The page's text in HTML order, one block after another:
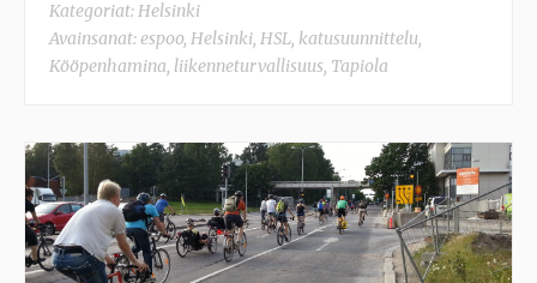
Kategoriat:Helsinki
Avainsanat:espoo, Helsinki, HSL, katusuunnittelu,
Kööpenhamina, liikenneturvallisuus, Tapiola